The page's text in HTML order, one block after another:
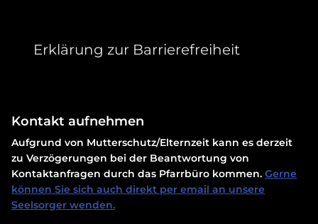
Erklärung zur Barrierefreiheit
Kontakt aufnehmen
Aufgrund von Mutterschutz/Elternzeit kann es derzeit
zu Verzögerungen bei der Beantwortung von
Kontaktanfragen durch das Pfarrbüro kommen. Gerne
können Sie sich auch direkt per email an unsere
Seelsorger wenden.